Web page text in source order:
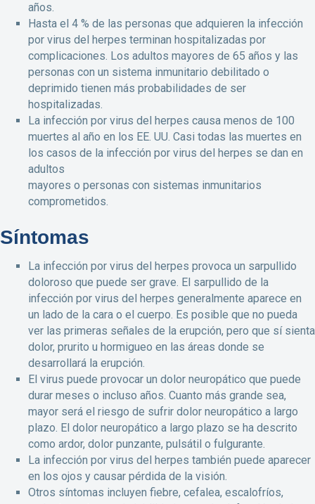
años.
Hasta el 4 % de las personas que adquieren la infección
por virus del herpes terminan hospitalizadas por
complicaciones. Los adultos mayores de 65 años y las
personas con un sistema inmunitario debilitado o
deprimido tienen más probabilidades de ser
hospitalizadas.
La infección por virus del herpes causa menos de 100
muertes al año en los EE. UU. Casi todas las muertes en
los casos de la infección por virus del herpes se dan en
adultos
mayores o personas con sistemas inmunitarios
comprometidos.
Síntomas
La infección por virus del herpes provoca un sarpullido
doloroso que puede ser grave. El sarpullido de la
infección por virus del herpes generalmente aparece en
un lado de la cara o el cuerpo. Es posible que no pueda
ver las primeras señales de la erupción, pero que sí sienta
dolor, prurito u hormigueo en las áreas donde se
desarrollará la erupción.
El virus puede provocar un dolor neuropático que puede
durar meses o incluso años. Cuanto más grande sea,
mayor será el riesgo de sufrir dolor neuropático a largo
plazo. El dolor neuropático a largo plazo se ha descrito
como ardor, dolor punzante, pulsátil o fulgurante.
La infección por virus del herpes también puede aparecer
en los ojos y causar pérdida de la visión.
Otros síntomas incluyen fiebre, cefalea, escalofríos,